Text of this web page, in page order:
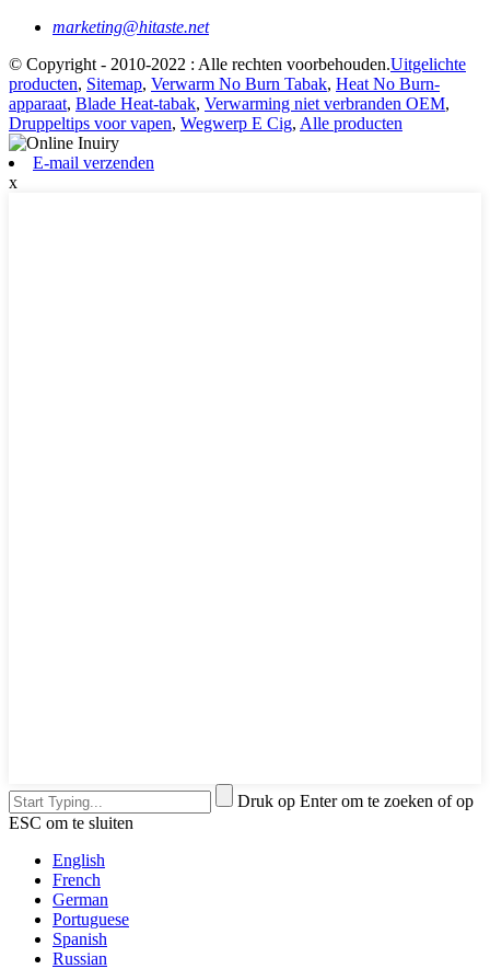
marketing@hitaste.net
© Copyright - 2010-2022 : Alle rechten voorbehouden.Uitgelichte
producten, Sitemap, Verwarm No Burn Tabak, Heat No Burn-
apparaat, Blade Heat-tabak, Verwarming niet verbranden OEM,
Druppeltips voor vapen, Wegwerp E Cig, Alle producten
E-mail verzenden
x
Druk op Enter om te zoeken of op
ESC om te sluiten
English
French
German
Portuguese
Spanish
Russian